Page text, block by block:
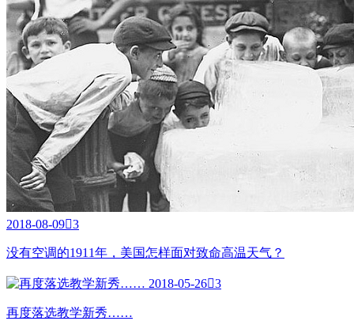
2018-08-093
没有空调的1911年，美国怎样面对致命高温天气？
2018-05-263
再度落选教学新秀……